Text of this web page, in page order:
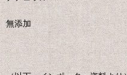
無添加